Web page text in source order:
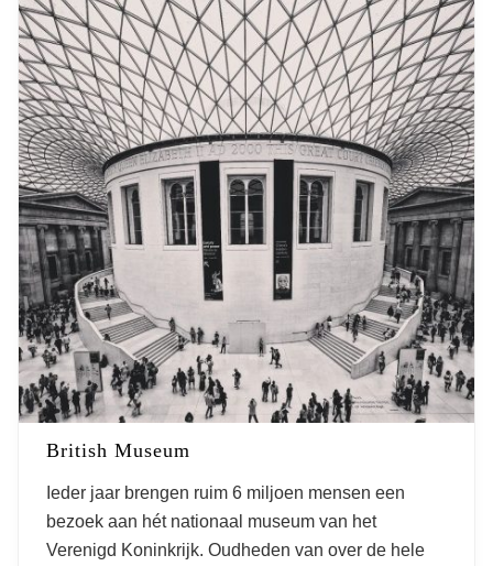
British Museum
Ieder jaar brengen ruim 6 miljoen mensen een
bezoek aan hét nationaal museum van het
Verenigd Koninkrijk. Oudheden van over de hele